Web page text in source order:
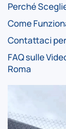
Perché
Come
Contattaci
FAQ sulle
Roma